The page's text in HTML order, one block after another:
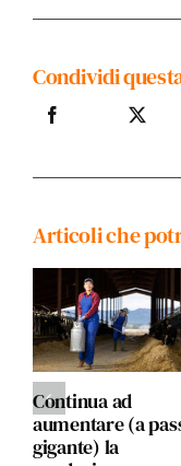
Condividi
Articoli che
Continua ad
aumentare (a
gigante) la